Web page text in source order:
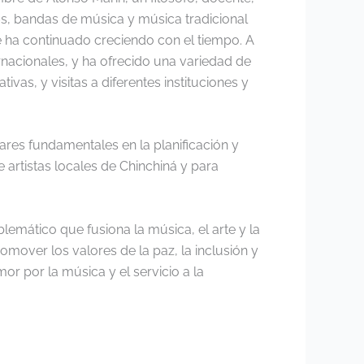
bandas de música y música tradicional
continuado creciendo con el tiempo. A
y ha ofrecido una variedad de
y visitas a diferentes instituciones y
fundamentales en la planificación y
locales de Chinchiná y para
que fusiona la música, el arte y la
los valores de la paz, la inclusión y
por la música y el servicio a la